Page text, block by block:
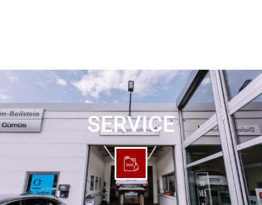
SERVICE